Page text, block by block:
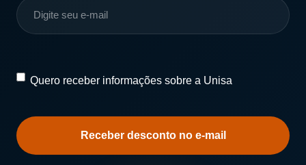
Quero
sobre
a
Quero receber informações sobre a Unisa